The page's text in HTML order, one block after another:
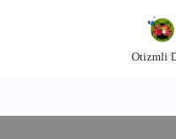
Otizmli